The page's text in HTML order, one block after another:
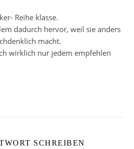
Reihe klasse.
dadurch hervor, weil sie anders
macht.
wirklich nur jedem empfehlen
SCHREIBEN